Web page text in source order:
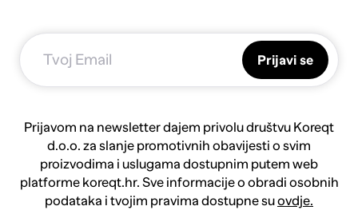
Prijavi se
Prijavom na newsletter dajem privolu društvu Koreqt
d.o.o. za slanje promotivnih obavijesti o svim
proizvodima i uslugama dostupnim putem web
platforme koreqt.hr. Sve informacije o obradi osobnih
podataka i tvojim pravima dostupne suovdje.